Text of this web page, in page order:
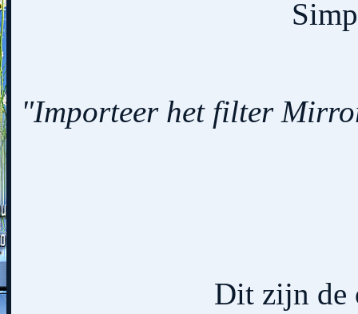
"Importeer het filter
Dit zijn de